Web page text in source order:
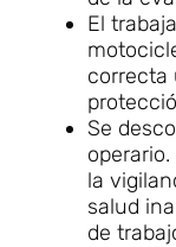
El
correcta
Se
la
salud
de